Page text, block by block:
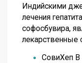
Индийскими
лечения
софосбувира,
лекарственные
СовиХеп В